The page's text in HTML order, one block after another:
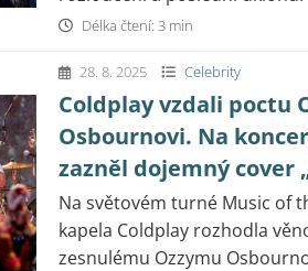
Délka čtení: 3 min
28. 8. 2025 Celebrity
Coldplay vzdali poctu
Osbournovi. Na
zazněl dojemný cover
Na světovém turné Music of
kapela Coldplay rozhodla
zesnulému Ozzymu